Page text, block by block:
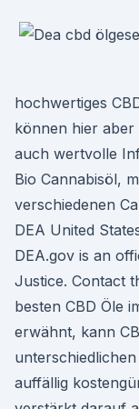
hochwertiges
können hier
auch wertvolle
Bio Cannabisöl,
verschiedenen
DEA United
DEA.gov is an
Justice. Contact
besten CBD Öle
erwähnt, kann
auffällig